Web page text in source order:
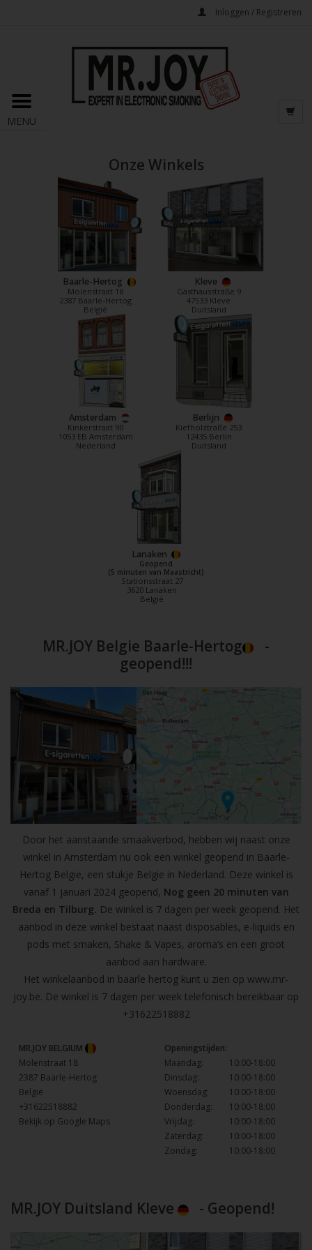
Inloggen / Registreren
MENU
Onze Winkels
Baarle-Hertog
Molenstraat 18
2387 Baarle-Hertog
België
Kleve
Gasthausstraße 9
47533 Kleve
Duitsland
Amsterdam
Kinkerstraat 90
1053 EB Amsterdam
Nederland
Berlijn
Kiefholztraße 253
12435 Berlin
Duitsland
Lanaken
Geopend
(5 minuten van Maastricht)
Stationsstraat 27
3620 Lanaken
België
MR.JOY Belgie Baarle-Hertog
-
geopend!!!
Door het aanstaande smaakverbod, hebben wij naast onze
winkel in Amsterdam nu ook een winkel geopend in Baarle-
Hertog Belgie, een stukje Belgie in Nederland. Deze winkel is
vanaf 1 januari 2024 geopend, Nog geen 20 minuten van
Breda en Tilburg. De winkel is 7 dagen per week geopend. Het
aanbod in deze winkel bestaat naast disposables, e-liquids en
pods met smaken, Shake & Vapes, aroma’s en een groot
aanbod aan hardware.
Het winkelaanbod in baarle hertog kunt u zien op www.mr-
joy.be. De winkel is 7 dagen per week telefonisch bereikbaar op
+31622518882
MR.JOY BELGIUM
Molenstraat 18
2387 Baarle-Hertog
België
+31622518882
Bekijk op Google Maps
Openingstijden:
Maandag:
10:00-18:00
Dinsdag:
10:00-18:00
Woensdag:
10:00-18:00
Donderdag:
10:00-18:00
Vrijdag:
10:00-18:00
Zaterdag:
10:00-18:00
Zondag:
10:00-18:00
MR.JOY Duitsland Kleve - Geopend!